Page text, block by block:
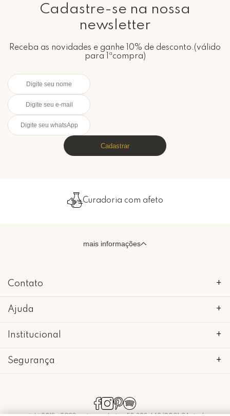
Cadastre-se na nossa
newsletter
Receba as novidades e ganhe 10% de desconto.(válido
para 1ªcompra)
Cadastrar
Curadoria com afeto
mais informações
Contato +
Ajuda +
Institucional +
Segurança +